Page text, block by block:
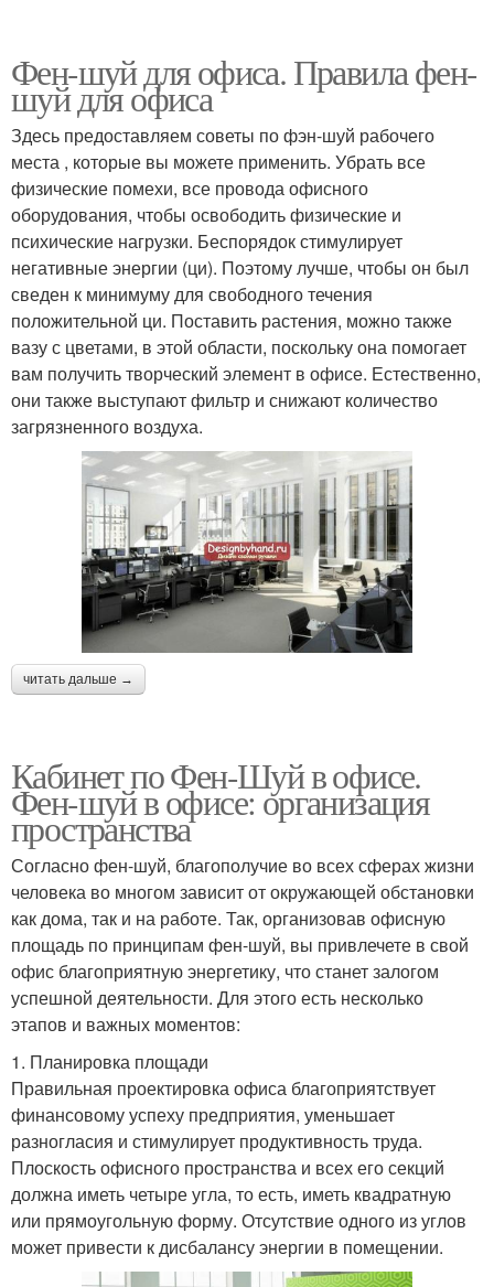
Фен-шуй для офиса. Правила фен-
шуй для офиса
Здесь предоставляем советы по фэн-шуй рабочего
места , которые вы можете применить. Убрать все
физические помехи, все провода офисного
оборудования, чтобы освободить физические и
психические нагрузки. Беспорядок стимулирует
негативные энергии (ци). Поэтому лучше, чтобы он был
сведен к минимуму для свободного течения
положительной ци. Поставить растения, можно также
вазу с цветами, в этой области, поскольку она помогает
вам получить творческий элемент в офисе. Естественно,
они также выступают фильтр и снижают количество
загрязненного воздуха.
читать дальше →
Кабинет по Фен-Шуй в офисе.
Фен-шуй в офисе: организация
пространства
Согласно фен-шуй, благополучие во всех сферах жизни
человека во многом зависит от окружающей обстановки
как дома, так и на работе. Так, организовав офисную
площадь по принципам фен-шуй, вы привлечете в свой
офис благоприятную энергетику, что станет залогом
успешной деятельности. Для этого есть несколько
этапов и важных моментов:
1. Планировка площади
Правильная проектировка офиса благоприятствует
финансовому успеху предприятия, уменьшает
разногласия и стимулирует продуктивность труда.
Плоскость офисного пространства и всех его секций
должна иметь четыре угла, то есть, иметь квадратную
или прямоугольную форму. Отсутствие одного из углов
может привести к дисбалансу энергии в помещении.